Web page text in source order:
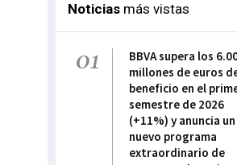
Noticiasmás vistas
01
BBVA supera los
millones de euros
beneficio en el
semestre de 2026
(+11%) y anuncia un
nuevo programa
extraordinario de